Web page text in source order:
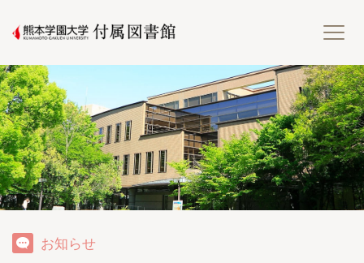
熊
お知らせ